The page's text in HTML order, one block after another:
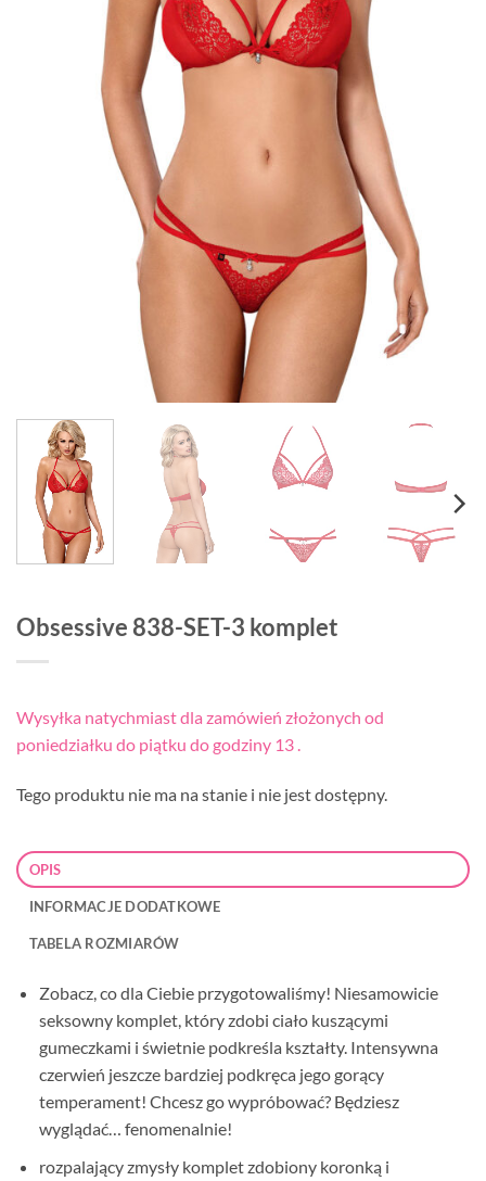
Obsessive 838-SET-3 komplet
Wysyłka natychmiast dla zamówień złożonych od
poniedziałku do piątku do godziny 13 .
Tego produktu nie ma na stanie i nie jest dostępny.
OPIS
INFORMACJE DODATKOWE
TABELA ROZMIARÓW
Zobacz, co dla Ciebie przygotowaliśmy! Niesamowicie
seksowny komplet, który zdobi ciało kuszącymi
gumeczkami i świetnie podkreśla kształty. Intensywna
czerwień jeszcze bardziej podkręca jego gorący
temperament! Chcesz go wypróbować? Będziesz
wyglądać… fenomenalnie!
rozpalający zmysły komplet zdobiony koronką i